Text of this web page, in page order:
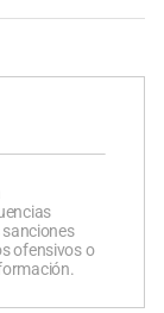
sanciones
ofensivos o